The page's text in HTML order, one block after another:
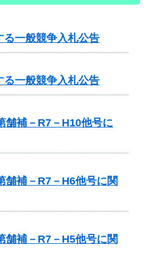
る一般競争入札公告
る一般競争入札公告
舗補－R7－H10他号に
舗補－R7－H6他号に関
舗補－R7－H5他号に関